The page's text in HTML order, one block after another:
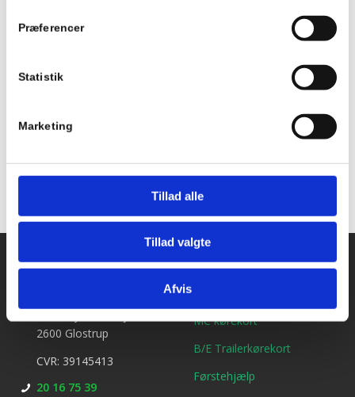
Præferencer
Statistik
Marketing
Tillad alle
Tillad valgte
Afvis
Tilføj til kalender
Kontakt os
2600 Glostrup
CVR: 39145413
20 16 75 39
Ydelser
MC kørekort
B/E Trailerkørekort
Førstehjælp